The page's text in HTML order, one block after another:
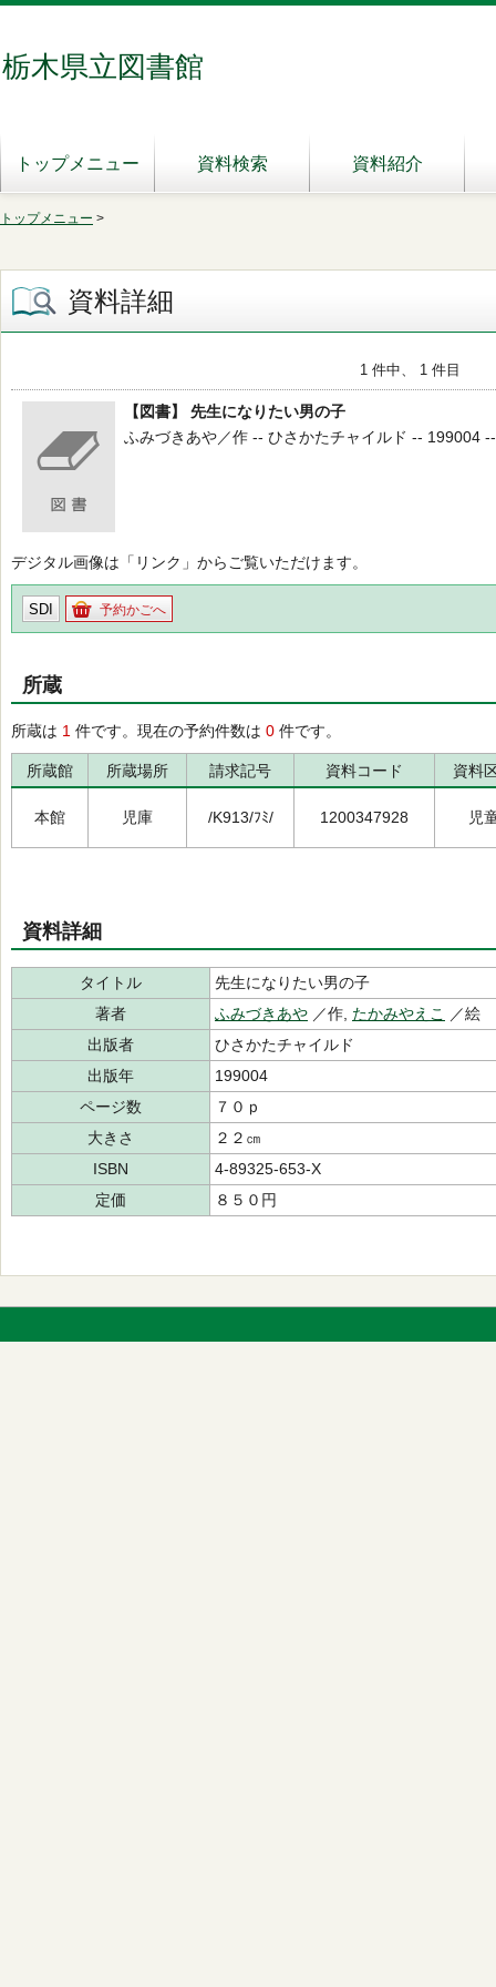
栃木県立図書館
トップメニュー 資料検索 資料紹介
トップメニュー >
資料詳細
1 件中、 1 件目
【図書】 先生になりたい男の子
ふみづきあや／作 -- ひさかたチャイルド -- 199004 --
デジタル画像は「リンク」からご覧いただけます。
SDI 予約かごへ
所蔵
所蔵は 1 件です。現在の予約件数は 0 件です。
所蔵館 所蔵場所 請求記号 資料コード 資料
本館 児庫 /K913/ﾌﾐ/ 1200347928 児
資料詳細
タイトル
先生になりたい男の子
著者
ふみづきあや ／作, たかみやえこ
／絵
出版者
ひさかたチャイルド
出版年
199004
ページ数
７０ｐ
大きさ
２２㎝
ISBN
4-89325-653-X
定価
８５０円